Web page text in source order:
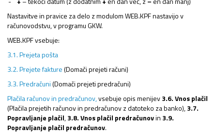
Nastavitve in pravice za delo z modulom WEB.KPF nastavijo v
računovodstvu, v programu GKW.
WEB.KPF vsebuje:
3.1. Prejeta pošta
3.2. Prejete fakture(Domači prejeti računi)
3.3. Predračuni(Domači prejeti predračuni)
Plačila računov in predračunov,vsebuje opis menijev3.6. Vnos plačil
(Plačila prejetih računov in predračunov z datoteko za banko),3.7.
Popravljanje plačil,3.8. Vnos plačil predračunovin 3.9.
Popravljanje plačil predračunov.